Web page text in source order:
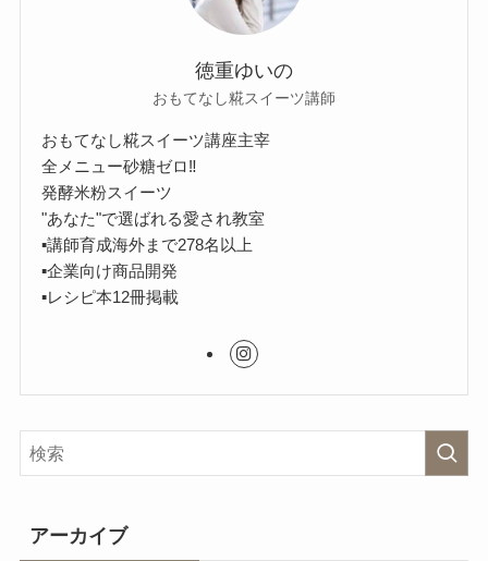
徳重ゆいの
おもてなし糀スイーツ講師
おもてなし糀スイーツ講座主宰
全メニュー砂糖ゼロ‼︎
発酵米粉スイーツ
"あなた"で選ばれる愛され教室
▪︎講師育成海外まで278名以上
▪︎企業向け商品開発
▪︎レシピ本12冊掲載
アーカイブ